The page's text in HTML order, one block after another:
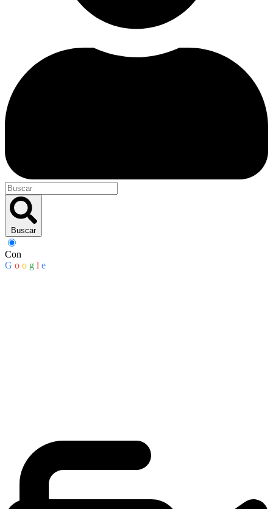
Buscar
Con
G o o g l e